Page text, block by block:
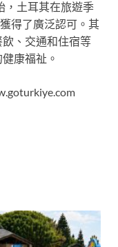
，土耳其在旅遊季
得了廣泛認可。其
、交通和住宿等
康福祉。